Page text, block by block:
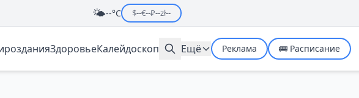
🌤️--°C $--€--₽--zł--
ЗдоровьеКалейдоскоп Ещё Реклама 🚌 Расписание